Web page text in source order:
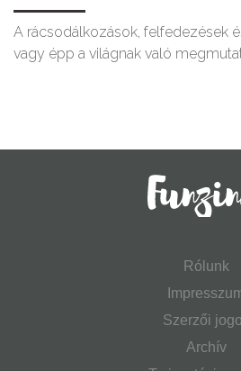
A rácsodálkozások, felfedezések
vagy épp a világnak való
Rólunk
Szerzői
Archív